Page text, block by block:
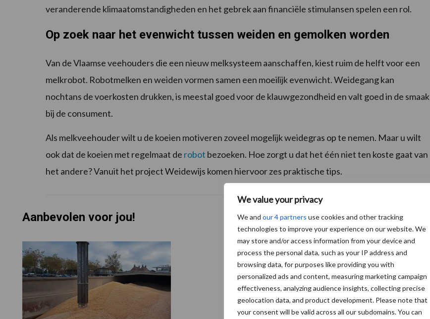
We value your privacy
We and our 4 partners use cookies and other tracking
technologies to improve your experience on our website. We
may store and/or access information from your device and
process the personal data, such as your IP address and
browsing data, for purposes like providing you with
personalized ads and content, measuring marketing campaign
effectiveness, analyzing audience insights, collecting precise
geolocation data, and product development. Please note that
your consent will be valid across all our subdomains. You can
veranderende klimaatomstandigheden en het gebrek aan financiële stimulansen spelen een rol.
Op zoek naar het evenwicht tussen weiden en gemolken worden
Van de Vlaamse veehouders die een nieuw melksysteem aanschaffen, kiest ruim de helft voor een
melkrobot. Robotmelken en weiden vormen samen een moeilijk evenwicht. Weidegang kan
nochtans de voerkosten drukken, is meestal goed voor de klauwgezondheid en valt goed in de smaak
bij de consument.
Als melkveehouder wilt u de koeien motiveren zoveel mogelijk weidegras op te nemen. Maar u wilt
ook dat de koeien met regelmaat de robot bezoeken. Hoe zorgt u dat het één niet ten koste gaat van
het andere? Vanuit het project Weidewijs komen hiervoor zes praktische tips.
Aanbevolen voor jou!